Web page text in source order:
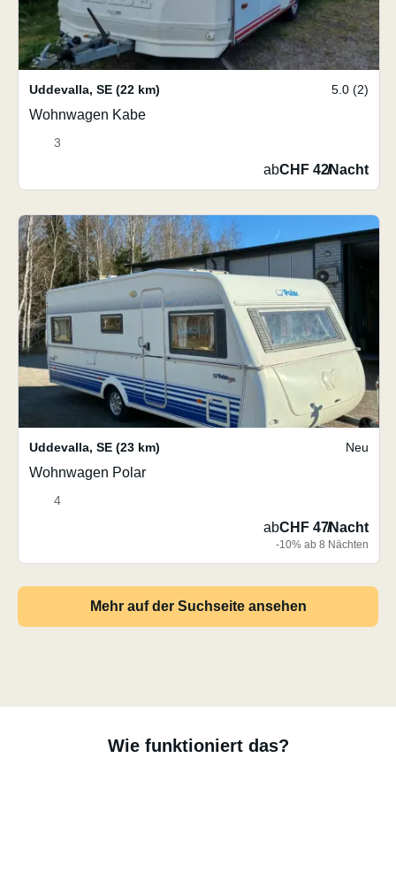
Uddevalla, SE (22 km) 5.0 (2)
Wohnwagen Kabe
3
abCHF 42/Nacht
Uddevalla, SE (23 km) Neu
Wohnwagen Polar
4
abCHF 47/Nacht
-10% ab 8 Nächten
Mehr auf der Suchseite ansehen
Wie funktioniert das?